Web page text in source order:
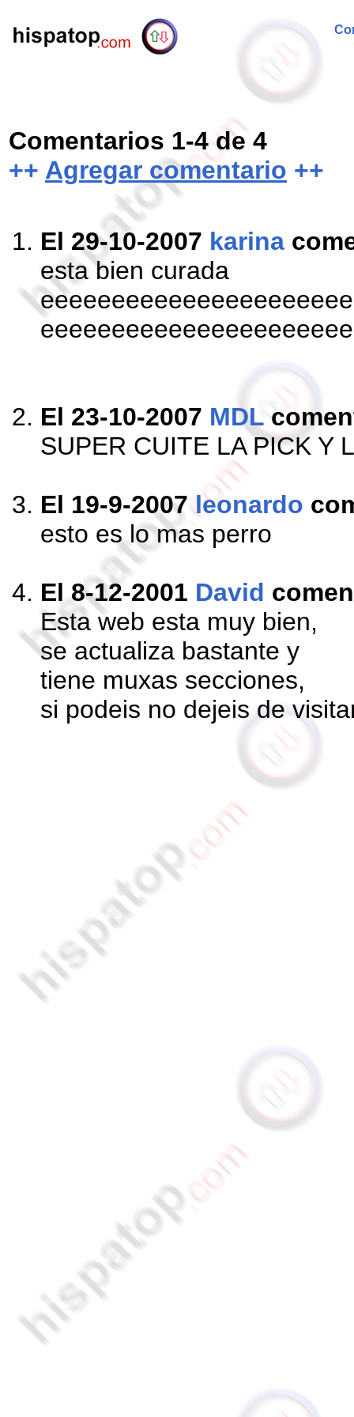
Comentarios 1-4 de 4
++ Agregar comentario ++
El 29-10-2007 karina
esta bien curada
El 23-10-2007 MDL
SUPER CUITE LA PICK Y
El 19-9-2007leonardo
esto es lo mas perro
El 8-12-2001 David
Esta web esta muy bien,
se actualiza bastante y
tiene muxas secciones,
si podeis no dejeis de